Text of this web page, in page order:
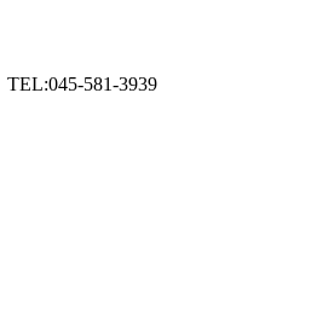
TEL:045-581-3939